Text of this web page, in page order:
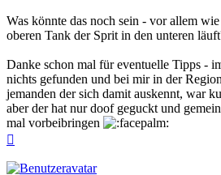
Was könnte das noch sein - vor allem
oberen Tank der Sprit in den unteren
Danke schon mal für eventuelle Tipps -
nichts gefunden und bei mir in der
jemanden der sich damit auskennt, war
aber der hat nur doof geguckt und
mal vorbeibringen